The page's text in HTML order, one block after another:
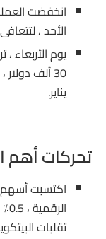
الأحد ، لتتعافى مرة
يوم الأربعاء
30 ألف
يناير.
تحركات أهم
اكتسبت أسهم
تقلبات